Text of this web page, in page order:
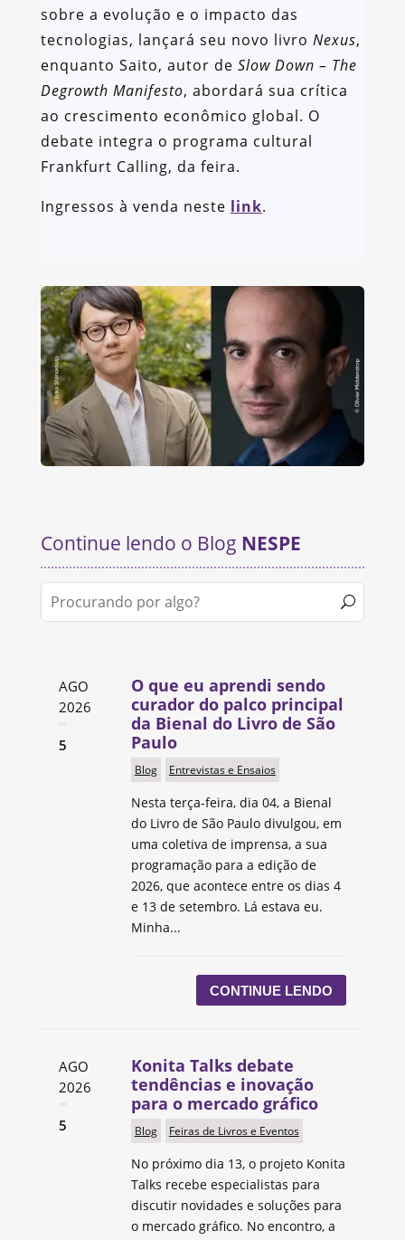
sobre a evolução e o impacto das
tecnologias, lançará seu novo livro Nexus,
enquanto Saito, autor de Slow Down – The
Degrowth Manifesto, abordará sua crítica
ao crescimento econômico global. O
debate integra o programa cultural
Frankfurt Calling, da feira.
Ingressos à venda neste link.
Continue lendo o Blog NESPE
AGO
2026
5
O que eu aprendi sendo
curador do palco principal
da Bienal do Livro de São
Paulo
Blog Entrevistas e Ensaios
Nesta terça-feira, dia 04, a Bienal
do Livro de São Paulo divulgou, em
uma coletiva de imprensa, a sua
programação para a edição de
2026, que acontece entre os dias 4
e 13 de setembro. Lá estava eu.
Minha...
CONTINUE LENDO
AGO
2026
5
Konita Talks debate
tendências e inovação
para o mercado gráfico
Blog Feiras de Livros e Eventos
No próximo dia 13, o projeto Konita
Talks recebe especialistas para
discutir novidades e soluções para
o mercado gráfico. No encontro, a